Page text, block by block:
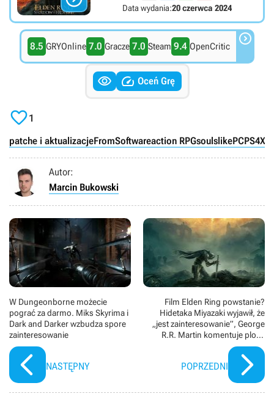
Data wydania:20 czerwca 2024
8.5 GRYOnline 7.0 Gracze 7.0 Steam 9.4 OpenCritic 
  Oceń Grę
1
patche i aktualizacjeFromSoftwareaction RPGsoulslikePCPS4
Autor:
Marcin Bukowski
W Dungeonborne możecie
pograć za darmo. Miks Skyrima i
Dark and Darker wzbudza spore
zainteresowanie
NASTĘPNY
Film Elden Ring powstanie?
Hidetaka Miyazaki wyjawił, że
„jest zainteresowanie”, George
R.R. Martin komentuje plotki
[Aktualizacja]
POPRZEDNI